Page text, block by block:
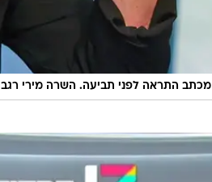
מכתב התראה לפני תביעה. השרה מירי רגב